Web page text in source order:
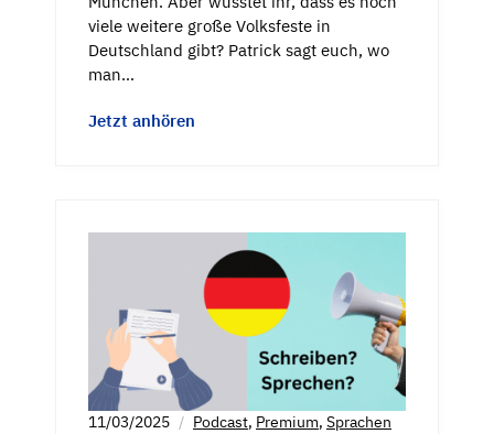
viele weitere große Volksfeste in
Deutschland gibt? Patrick sagt euch, wo
man…
Jetzt anhören
11/03/2025 Podcast, Premium, Sprachen